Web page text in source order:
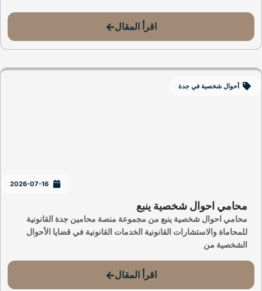
اقرأ المقال
أحوال شخصية في جدة
2026-07-16
محامي احوال شخصية ينبع
محامي احوال شخصية ينبع من مجموعة منصة محامين جدة القانونية
للمحاماة والاستشارات القانونية الخدمات القانونية في قضايا الأحوال
الشخصية من
اقرأ المقال